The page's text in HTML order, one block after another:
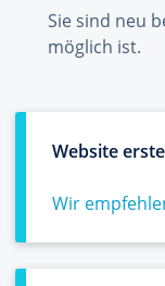
Sie sind neu
möglich ist.
Website
Wir